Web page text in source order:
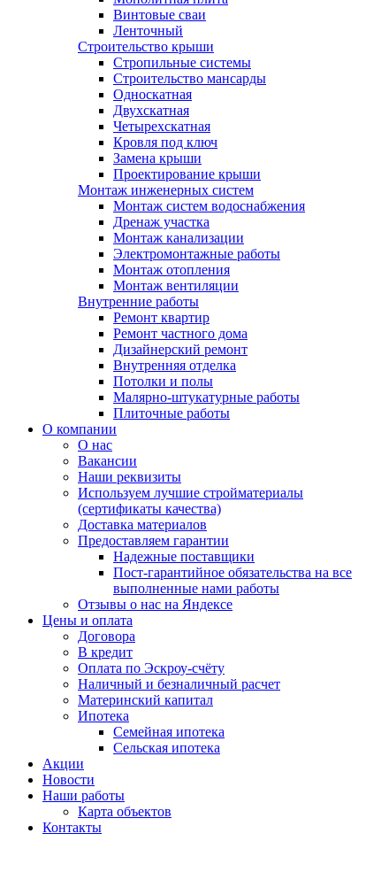
Винтовые сваи
Ленточный
Строительство крыши
Стропильные системы
Строительство мансарды
Односкатная
Двухскатная
Четырехскатная
Кровля под ключ
Замена крыши
Проектирование крыши
Монтаж инженерных систем
Монтаж систем водоснабжения
Дренаж участка
Монтаж канализации
Электромонтажные работы
Монтаж отопления
Монтаж вентиляции
Внутренние работы
Ремонт квартир
Ремонт частного дома
Дизайнерский ремонт
Внутренняя отделка
Потолки и полы
Малярно-штукатурные работы
Плиточные работы
О компании
О нас
Вакансии
Наши реквизиты
Используем лучшие стройматериалы
(сертификаты качества)
Доставка материалов
Предоставляем гарантии
Надежные поставщики
Пост-гарантийное обязательства на все
выполненные нами работы
Отзывы о нас на Яндексе
Цены и оплата
Договора
В кредит
Оплата по Эскроу-счёту
Наличный и безналичный расчет
Материнский капитал
Ипотека
Семейная ипотека
Сельская ипотека
Акции
Новости
Наши работы
Карта объектов
Контакты